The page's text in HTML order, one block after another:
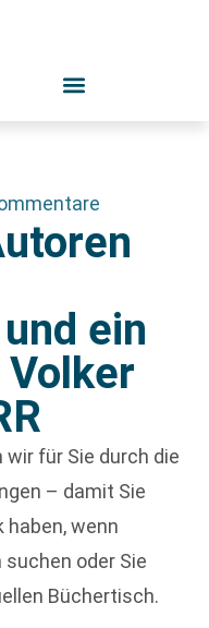
ein
für Sie durch die
– damit Sie
haben, wenn
oder Sie
Büchertisch.